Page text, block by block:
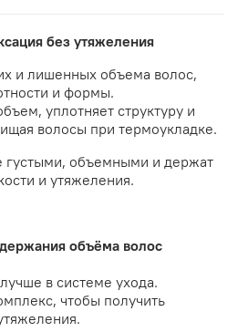
без утяжеления
и лишенных объема волос,
и формы.
уплотняет структуру и
волосы при термоукладке.
густыми, объемными и держат
и утяжеления.
объёма волос
в системе ухода.
чтобы получить